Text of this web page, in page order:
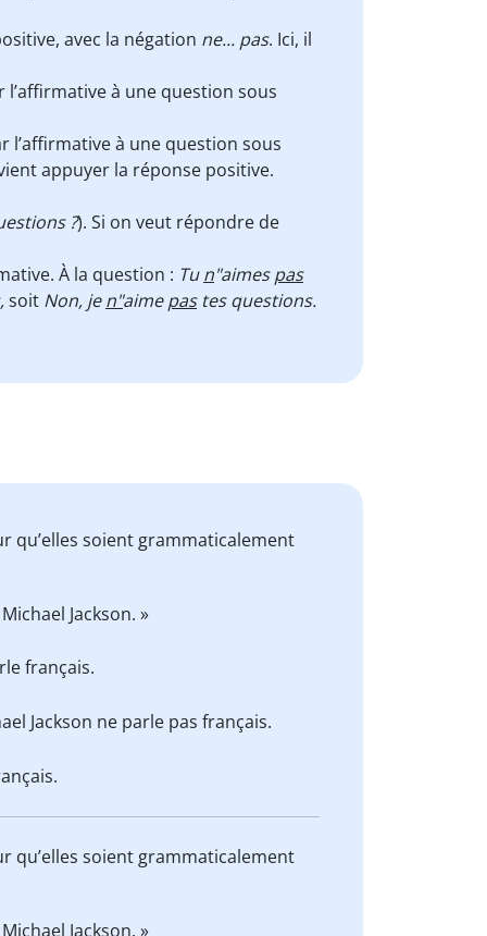
avec la négation ne... pas. Ici, il
à une question sous
à une question sous
appuyer la réponse positive.
?). Si on veut répondre de
À la question : Tun"aimespas
soit Non, jen"aimepastes questions.
qu’elles soient grammaticalement
Jackson. »
français.
Jackson ne parle pas français.
qu’elles soient grammaticalement
Jackson. »